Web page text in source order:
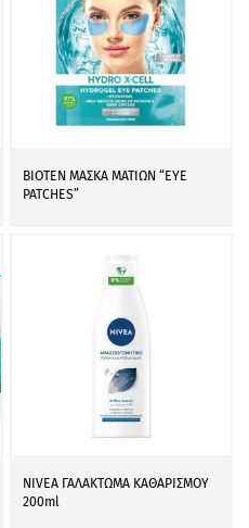
BIOTEN ΜΑΣΚΑ ΜΑΤΙΩΝ “EYE
PATCHES”
NIVEA ΓΑΛΑΚΤΩΜΑ ΚΑΘΑΡΙΣΜΟΥ
200ml